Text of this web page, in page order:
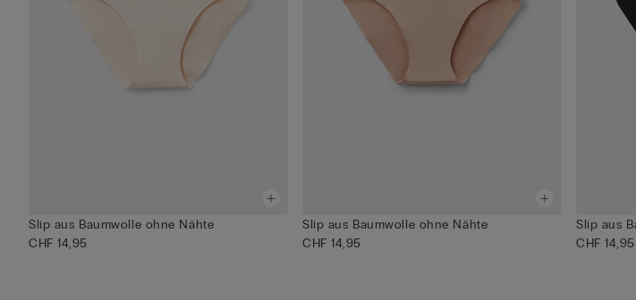
Slip aus Baumwolle ohne Nähte
CHF 14,95
Slip aus Baumwolle ohne Nähte
CHF 14,95
Slip aus
CHF 14,95